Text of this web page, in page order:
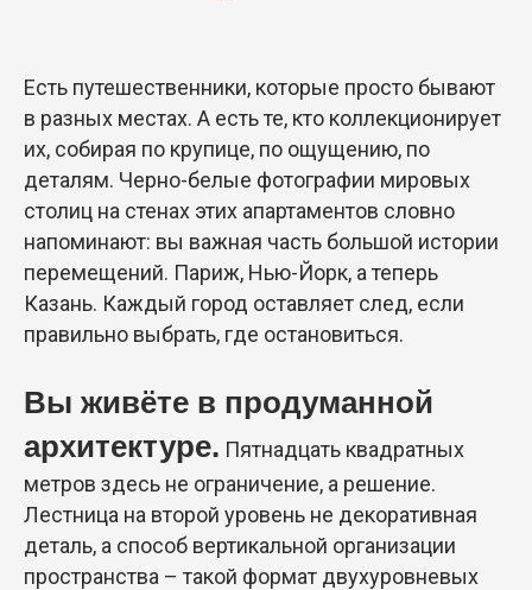
Есть путешественники, которые просто бывают
в разных местах. А есть те, кто коллекционирует
их, собирая по крупице, по ощущению, по
деталям. Черно-белые фотографии мировых
столиц на стенах этих апартаментов словно
напоминают: вы важная часть большой истории
перемещений. Париж, Нью-Йорк, а теперь
Казань. Каждый город оставляет след, если
правильно выбрать, где остановиться.
Вы живёте в продуманной
архитектуре. Пятнадцать квадратных
метров здесь не ограничение, а решение.
Лестница на второй уровень не декоративная
деталь, а способ вертикальной организации
пространства – такой формат двухуровневых